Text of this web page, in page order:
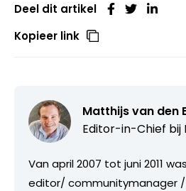
Deel dit artikel
Kopieer link
Matthijs van den
Editor-in-Chief bij
Van april 2007 tot juni 2011
editor/ communitymanager